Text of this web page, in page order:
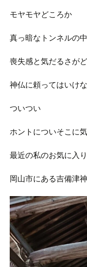
モヤモヤどころか
真っ暗なトンネルの
喪失感と気だるさが
神仏に頼ってはいけ
ついつい
ホントについそこに
最近の私のお気に入
岡山市にある吉備津